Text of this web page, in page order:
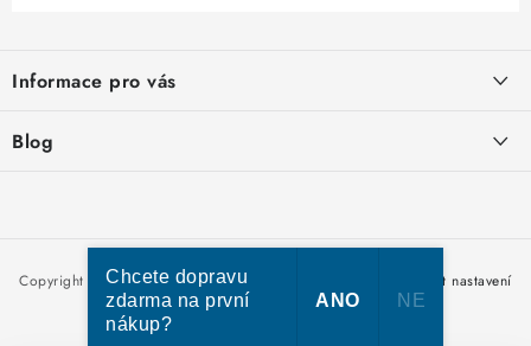
p
a
Informace pro vás
Blog
Nakupujte u nás hned a zaplaťte později – nově přijímáme Skip
Pay
Kabel CYKY – jak vybrat správný typ a průřez
Copyright 2026bbelektro.cz. Všechna práva vyhrazena.
Upravit nastavení
cookies
Chcete dopravu
zdarma na první
nákup?
ANO NE